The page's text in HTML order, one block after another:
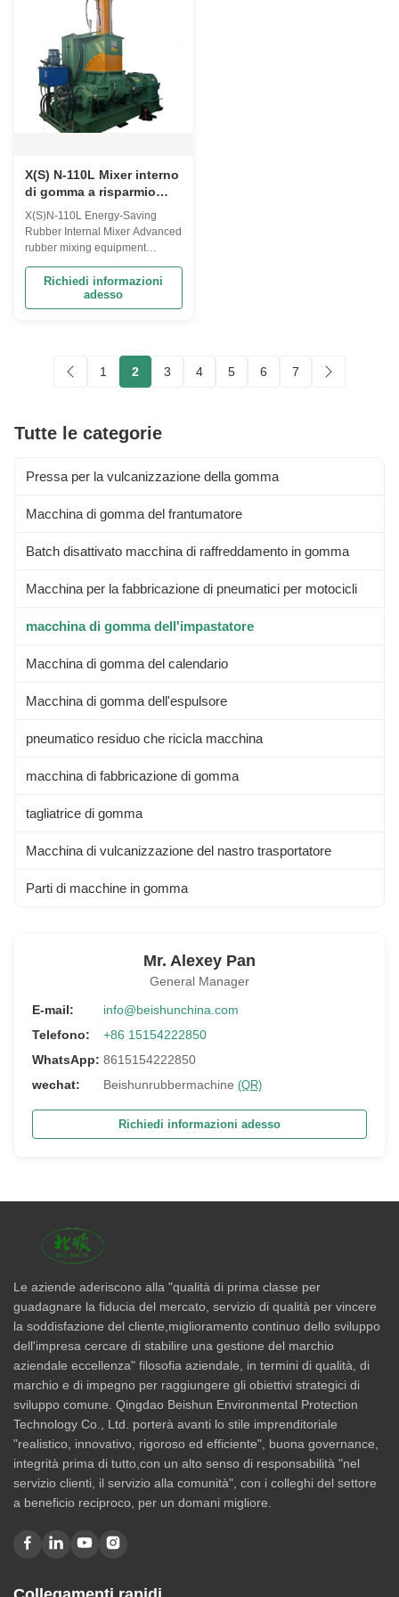
industrial rubber processing ...
X(S) N-110L Mixer interno
di gomma a risparmio
energetico: risparmia
lavoro, basso tasso di
guasto, funzionamento
X(S)N-110L Energy-Saving
Rubber Internal Mixer Advanced
rubber mixing equipment
failure rates, and uninterrupted
operation in industrial
applications. Frequently Asked
do you have? How to select
proper model? ...
Richiedi informazioni
adesso
1 2 3 4 5 6 7
Tutte le categorie
Pressa per la vulcanizzazione della gomma
Macchina di gomma del frantumatore
Batch disattivato macchina di raffreddamento in gomma
Macchina per la fabbricazione di pneumatici per motocicli
macchina di gomma dell'impastatore
Macchina di gomma del calendario
Macchina di gomma dell'espulsore
pneumatico residuo che ricicla macchina
macchina di fabbricazione di gomma
tagliatrice di gomma
Macchina di vulcanizzazione del nastro trasportatore
Parti di macchine in gomma
Mr. Alexey Pan
General Manager
E-mail:
info@beishunchina.com
Telefono:
+86 15154222850
WhatsApp: 8615154222850
wechat:
Beishunrubbermachine (QR)
Richiedi informazioni adesso
Le aziende aderiscono alla "qualità di prima classe per
guadagnare la fiducia del mercato, servizio di qualità per vincere
la soddisfazione del cliente,miglioramento continuo dello sviluppo
dell'impresa cercare di stabilire una gestione del marchio
aziendale eccellenza" filosofia aziendale, in termini di qualità, di
marchio e di impegno per raggiungere gli obiettivi strategici di
sviluppo comune. Qingdao Beishun Environmental Protection
Technology Co., Ltd. porterà avanti lo stile imprenditoriale
"realistico, innovativo, rigoroso ed efficiente", buona governance,
integrità prima di tutto,con un alto senso di responsabilità "nel
servizio clienti, il servizio alla comunità", con i colleghi del settore
a beneficio reciproco, per un domani migliore.